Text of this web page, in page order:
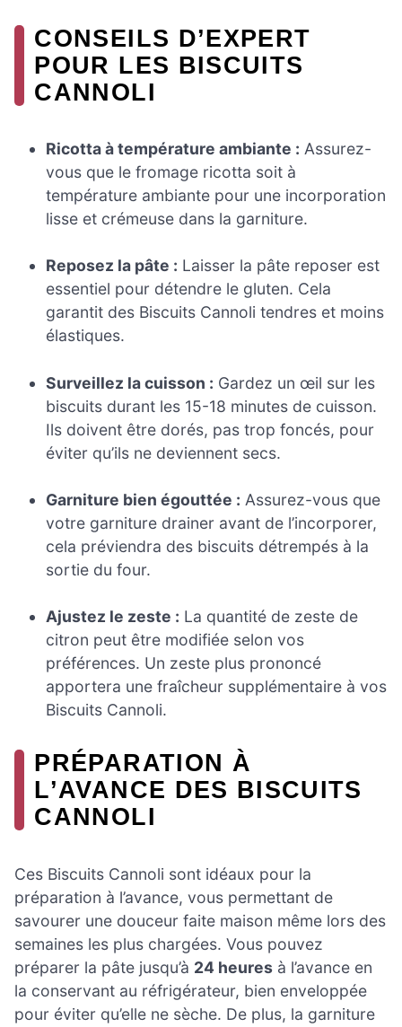
CONSEILS D’EXPERT
POUR LES BISCUITS
CANNOLI
Ricotta à température ambiante : Assurez-
vous que le fromage ricotta soit à
température ambiante pour une incorporation
lisse et crémeuse dans la garniture.
Reposez la pâte : Laisser la pâte reposer est
essentiel pour détendre le gluten. Cela
garantit des Biscuits Cannoli tendres et moins
élastiques.
Surveillez la cuisson : Gardez un œil sur les
biscuits durant les 15-18 minutes de cuisson.
Ils doivent être dorés, pas trop foncés, pour
éviter qu’ils ne deviennent secs.
Garniture bien égouttée : Assurez-vous que
votre garniture drainer avant de l’incorporer,
cela préviendra des biscuits détrempés à la
sortie du four.
Ajustez le zeste : La quantité de zeste de
citron peut être modifiée selon vos
préférences. Un zeste plus prononcé
apportera une fraîcheur supplémentaire à vos
Biscuits Cannoli.
PRÉPARATION À
L’AVANCE DES BISCUITS
CANNOLI
Ces Biscuits Cannoli sont idéaux pour la
préparation à l’avance, vous permettant de
savourer une douceur faite maison même lors des
semaines les plus chargées. Vous pouvez
préparer la pâte jusqu’à 24 heures à l’avance en
la conservant au réfrigérateur, bien enveloppée
pour éviter qu’elle ne sèche. De plus, la garniture